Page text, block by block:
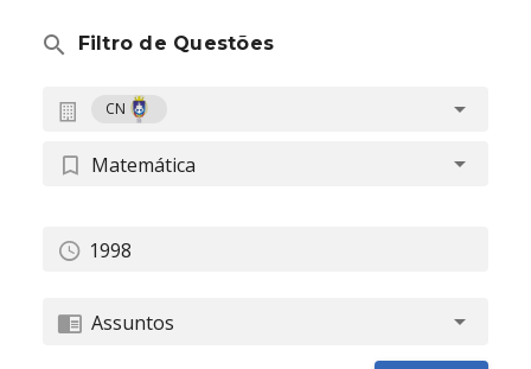
Filtro de Questões
CN
Matemática
Assuntos